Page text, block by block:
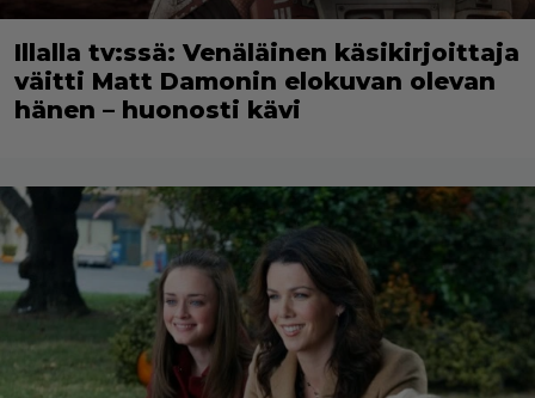
Illalla tv:ssä: Venäläinen käsikirjoittaja
väitti Matt Damonin elokuvan olevan
hänen – huonosti kävi